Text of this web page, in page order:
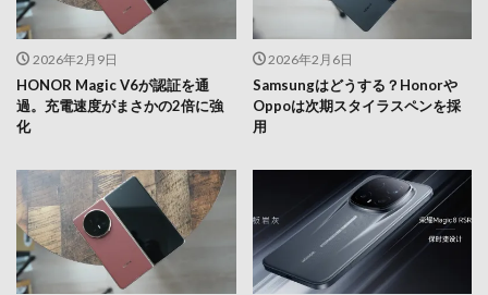
2026年2月9日
HONOR Magic V6が認証を通
過。充電速度がまさかの2倍に強
化
2026年2月6日
Samsungはどうする？Honorや
Oppoは次期スタイラスペンを採
用